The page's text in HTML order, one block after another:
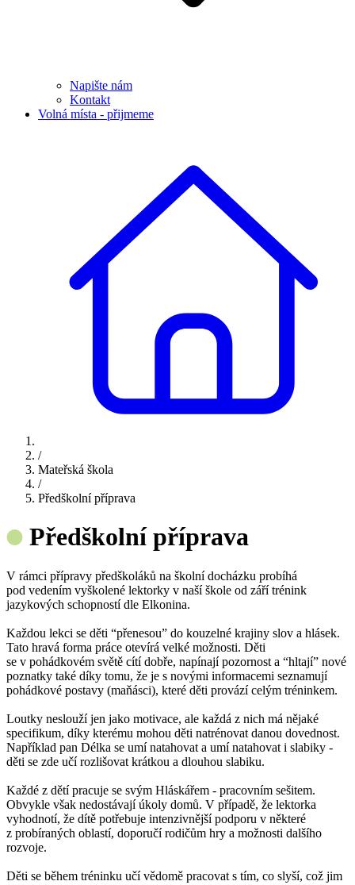
Napište nám
Kontakt
Volná místa - přijmeme
/
Mateřská škola
/
Předškolní příprava
Předškolní příprava
V rámci přípravy předškoláků na školní docházku probíhá
pod vedením vyškolené lektorky v naší škole od září trénink
jazykových schopností dle Elkonina.
Každou lekci se děti “přenesou” do kouzelné krajiny slov a hlásek.
Tato hravá forma práce otevírá velké možnosti. Děti
se v pohádkovém světě cítí dobře, napínají pozornost a “hltají” nové
poznatky také díky tomu, že je s novými informacemi seznamují
pohádkové postavy (maňásci), které děti provází celým tréninkem.
Loutky neslouží jen jako motivace, ale každá z nich má nějaké
specifikum, díky kterému mohou děti natrénovat danou dovednost.
Například pan Délka se umí natahovat a umí natahovat i slabiky -
děti se zde učí rozlišovat krátkou a dlouhou slabiku.
Každé z dětí pracuje se svým Hláskářem - pracovním sešitem.
Obvykle však nedostávají úkoly domů. V případě, že lektorka
vyhodnotí, že dítě potřebuje intenzivnější podporu v některé
z probíraných oblastí, doporučí rodičům hry a možnosti dalšího
rozvoje.
Děti se během tréninku učí vědomě pracovat s tím, co slyší, což jim